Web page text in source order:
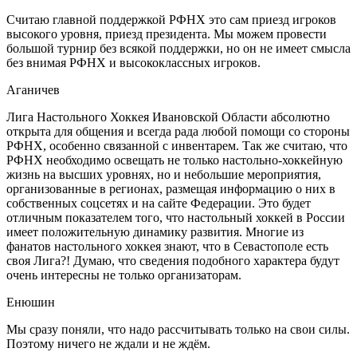
Считаю главной поддержкой РФНХ это сам приезд игроков
высокого уровня, приезд президента. Мы можем провести
большой турнир без всякой поддержки, но он не имеет смысла
без внимая РФНХ и высококлассных игроков.
Аганичев
Лига Настольного Хоккея Ивановской Области абсолютно
открыта для общения и всегда рада любой помощи со стороны
РФНХ, особенно связанной с инвентарем. Так же считаю, что
РФНХ необходимо освещать не только настольно-хоккейную
жизнь на высших уровнях, но и небольшие мероприятия,
организованные в регионах, размещая информацию о них в
собственных соцсетях и на сайте Федерации. Это будет
отличным показателем того, что настольный хоккей в России
имеет положительную динамику развития. Многие из
фанатов настольного хоккея знают, что в Севастополе есть
своя Лига?! Думаю, что сведения подобного характера будут
очень интересны не только организаторам.
Енюшин
Мы сразу поняли, что надо рассчитывать только на свои силы.
Поэтому ничего не ждали и не ждём.